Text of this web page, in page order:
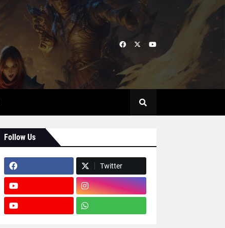
Follow Us
Twitter